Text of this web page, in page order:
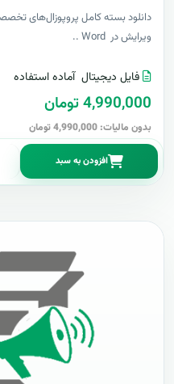
دانلود بسته کامل پروپوزال‌های
ویرایش در Word ..
فایل دیجیتال آماده استفاده
4,990,000 تومان
بدون مالیات: 4,990,000 تومان
افزودن به سبد